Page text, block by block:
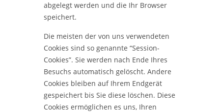
abgelegt werden und die Ihr Browser
speichert.
Die meisten der von uns verwendeten
Cookies sind so genannte “Session-
Cookies”. Sie werden nach Ende Ihres
Besuchs automatisch gelöscht. Andere
Cookies bleiben auf Ihrem Endgerät
gespeichert bis Sie diese löschen. Diese
Cookies ermöglichen es uns, Ihren